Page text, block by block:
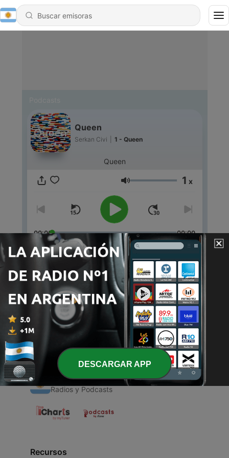
Queen
Serkan Civi 1 - Queen
Queen
Volumen 1 x
00:00 00:00
Episodios
1 - Queen
06 abr. 2021
Radios Argentinas
Radios y Podcasts
Recursos
DESCARGAR APP